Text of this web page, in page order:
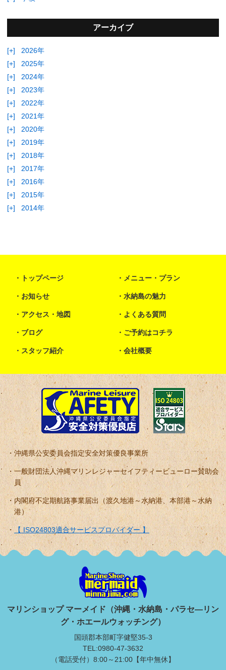
アーカイブ
[+]
2026年
[+]
2025年
[+]
2024年
[+]
2023年
[+]
2022年
[+]
2021年
[+]
2020年
[+]
2019年
[+]
2018年
[+]
2017年
[+]
2016年
[+]
2015年
[+]
2014年
トップページ メニュー・プラン
お知らせ 水納島の魅力
アクセス・地図 よくある質問
ブログ ご予約はコチラ
スタッフ紹介 会社概要
沖縄県公安委員会指定安全対策優良事業所
一般財団法人沖縄マリンレジャーセイフティービューロー賛助会
員
内閣府不定期航路事業届出（渡久地港～水納港、本部港～水納
港）
【 ISO24803適合サービスプロバイダー 】
マリンショップ マーメイド（沖縄・水納島・パラセ―リン
グ・ホエールウォッチング）
国頭郡本部町字健堅35-3
TEL:0980-47-3632
（電話受付）8:00～21:00【年中無休】